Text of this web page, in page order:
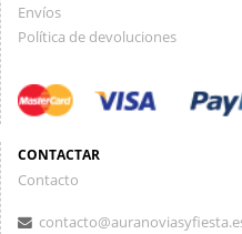
Envíos
Política de devoluciones
CONTACTAR
Contacto